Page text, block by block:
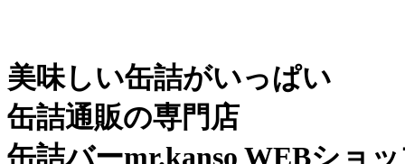
美味しい缶詰がいっぱい
缶詰通販の専門店
缶詰バーmr.kanso WEBショ